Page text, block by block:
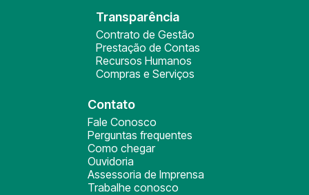
Transparência
Contrato de Gestão
Prestação de Contas
Recursos Humanos
Compras e Serviços
Contato
Fale Conosco
Perguntas frequentes
Como chegar
Ouvidoria
Assessoria de Imprensa
Trabalhe conosco